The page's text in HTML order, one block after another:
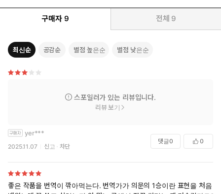
“5초 주지.”
“난 대답을 듣기 전에는 일어나지 않을 거야.”
“오늘 밤에는 뭔 짓을 해도 행운이 따라줄 것 같나?”
나카무라는 그 테이블에서 많은 시간을 보냈었다. 그녀가 문을 밀고
였다. 다 먹지 않은 베이컨과 계란프라이 접시가 반쯤 찬 커피잔에
자리를 양보한 채 한쪽으로 밀려나 있었다. 단정한 용모의 사내였
긴 헤어스타일. 50을 넘긴 나이인 건 분명했다. 하지만 얼마나 넘겼
는지는 어림할 수 없었다. 서리가 내리지 않은 갈색 머리. 주름살 없
다.
남자는 창문을 통해 빨래방을 지켜보고 있었다.
구매자 9 전체 9
최신순 공감순 별점 높은순 별점 낮은순
스포일러가 있는 리뷰입니다.
리뷰 보기
yer***
2025.11.07 신고 차단
댓글0 0
좋은 작품을 번역이 깎아먹는다. 번역가가 의문의 1승이란 표현을 처음